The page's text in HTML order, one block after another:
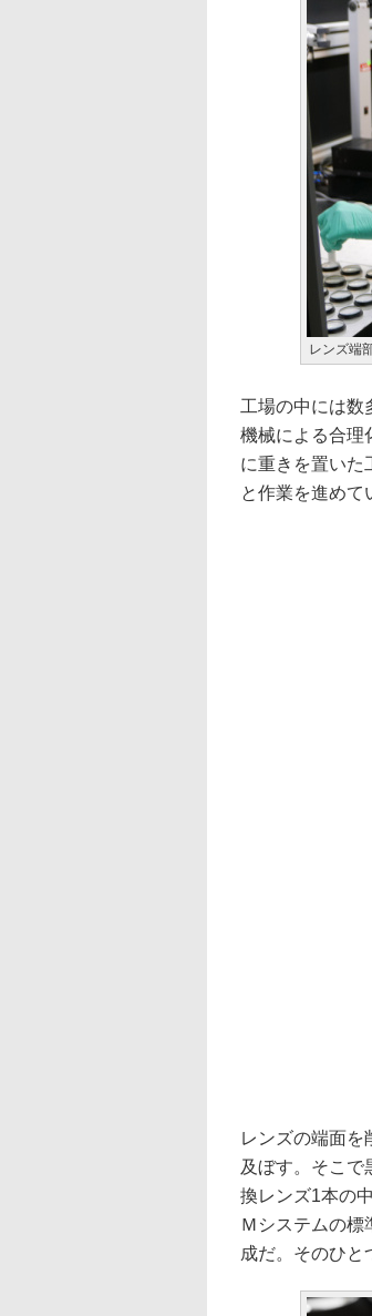
レンズ端
工場の中には数
機械による合理
に重きを置いた
と作業を進めて
レンズの端面を
及ぼす。そこで
換レンズ1本の
Ｍシステムの標
成だ。そのひと